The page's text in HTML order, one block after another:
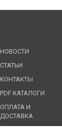
НОВОСТИ
СТАТЬИ
КОНТАКТЫ
PDF КАТАЛОГИ
ОПЛАТА И
ДОСТАВКА